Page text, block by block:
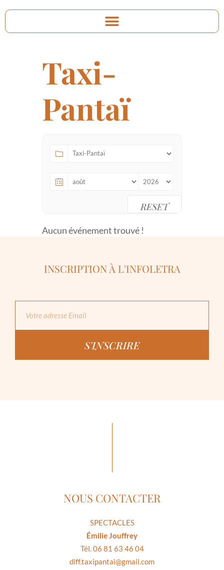
Taxi-
Pantaï
RESET
Aucun événement trouvé !
INSCRIPTION À L'INFOLETRA
S'INSCRIRE
NOUS CONTACTER
SPECTACLES
Émilie Jouffrey
Tél. 06 81 63 46 04
diff.taxipantai@gmail.com